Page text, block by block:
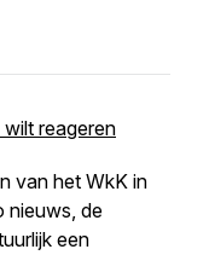
reageren
van het WkK in
nieuws, de
een